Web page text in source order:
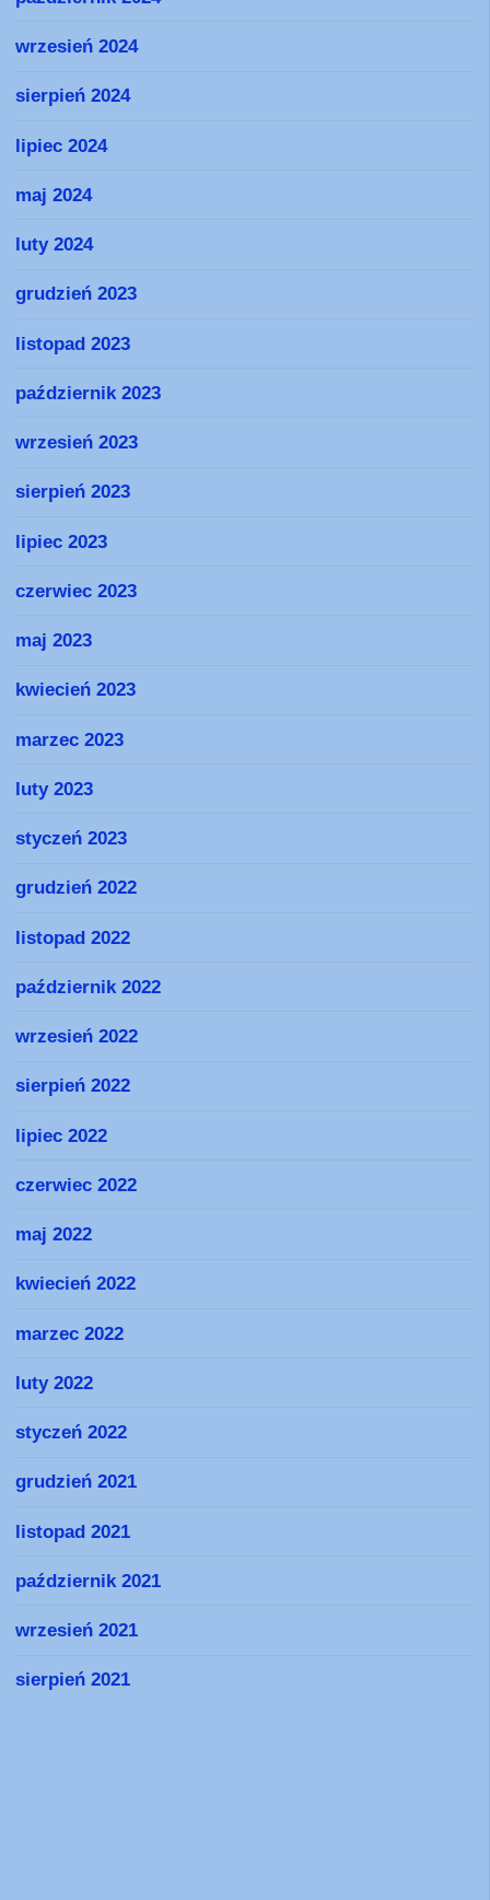
wrzesień 2024
sierpień 2024
lipiec 2024
maj 2024
luty 2024
grudzień 2023
listopad 2023
październik 2023
wrzesień 2023
sierpień 2023
lipiec 2023
czerwiec 2023
maj 2023
kwiecień 2023
marzec 2023
luty 2023
styczeń 2023
grudzień 2022
listopad 2022
październik 2022
wrzesień 2022
sierpień 2022
lipiec 2022
czerwiec 2022
maj 2022
kwiecień 2022
marzec 2022
luty 2022
styczeń 2022
grudzień 2021
listopad 2021
październik 2021
wrzesień 2021
sierpień 2021